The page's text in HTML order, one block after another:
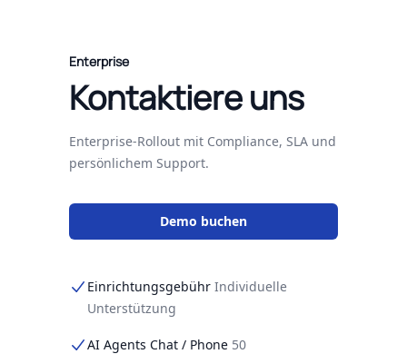
Enterprise
Kontaktiere uns
Enterprise-Rollout mit Compliance, SLA und
persönlichem Support.
Demo buchen
Einrichtungsgebühr Individuelle
Unterstützung
AI Agents Chat / Phone 50